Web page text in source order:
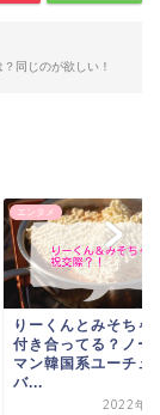
同じのが欲しい！
エンタメ
りーくんとみそちゃ
付き合ってる？ノー
マン韓国系ユーチュ
バ...
2022年5